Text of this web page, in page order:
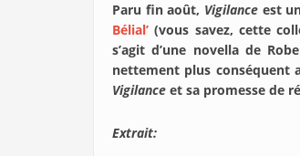
Paru fin août, Vigilanceest
Bélial’ (vous savez, cette
s’agit d’une novella de
nettement plus conséquent
Vigilance et sa promesse de
Extrait: